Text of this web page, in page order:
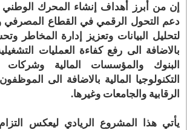
إن من أبرز أهداف إنشاء المحرك الوطني
دعم التحول الرقمي في القطاع المصرفي
لتحليل البيانات وتعزيز إدارة المخاطر
بالاضافة الى رفع كفاءة العمليات
البنوك والمؤسسات المالية وشركات
التكنولوجيا المالية بالاضافة الى
الرقابية والجامعات وغيرها.